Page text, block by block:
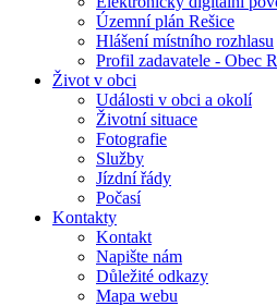
Územní plán Rešice
Hlášení místního rozhlasu
Profil zadavatele - Obec
Život v obci
Události v obci a okolí
Životní situace
Fotografie
Služby
Jízdní řády
Počasí
Kontakty
Kontakt
Napište nám
Důležité odkazy
Mapa webu